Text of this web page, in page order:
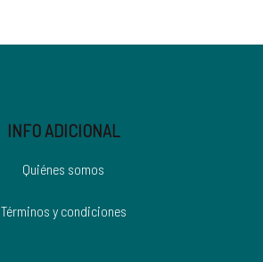
INFO ADICIONAL
Quiénes somos
Términos y condiciones